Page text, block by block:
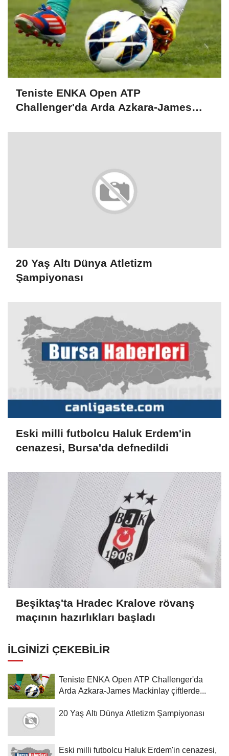
Teniste ENKA Open ATP
Challenger'da Arda Azkara-James
20 Yaş Altı Dünya Atletizm
Şampiyonası
Eski milli futbolcu Haluk Erdem'in
cenazesi, Bursa'da defnedildi
Beşiktaş'ta Hradec Kralove rövanş
maçının hazırlıkları başladı
İLGINIZI ÇEKEBILIR
Teniste ENKA Open ATP Challenger'da
Arda Azkara-James Mackinlay çiftlerde...
20 Yaş Altı Dünya Atletizm Şampiyonası
Eski milli futbolcu Haluk Erdem'in cenazesi,